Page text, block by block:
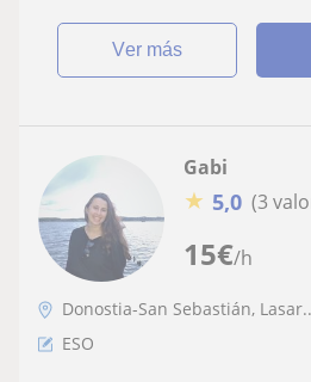
ver más
15€/h
Gabi
★ 5,0 (3
Donostia-San Sebastián,
ESO